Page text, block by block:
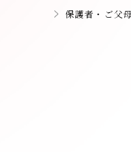
保護者・ご父